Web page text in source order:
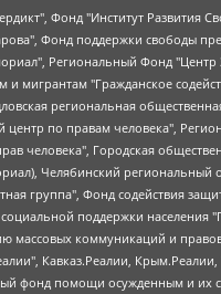
содействию защите прав призывников, альтернативнослужащих и военнослужащих "Правозащитная группа "Гражданин.Армия.Право", Хисамова Регина Фаритовна, Автономная некоммерческая организация по реализации социально-правовых программ "Лилит", Дальневосточное общественное движение "Маяк", Санкт-Петербургская ЛГБТ-инициативная группа "Выход", Инициативная группа ЛГБТ+ "Реверс", Алексеев Андрей Викторович, Бекбулатова Таисия Львовна, Беляев Иван Михайлович, Владыкина Елена Сергеевна, Гельман Марат Александрович, Никульшина Вероника Юрьевна, Толоконникова Надежда Андреевна, Шендерович Виктор Анатольевич, Общество с ограниченной ответственностью "Данное сообщение", Общество с ограниченной ответственностью Издательский дом "Новая глава", Айнбиндер Александра Александровна, Московский комьюнити-центр для ЛГБТ+инициатив, Благотворительный фонд развития филантропии, Deutsche Welle (Германия, Kurt-Schumacher-Strasse 3, 53113 Bonn), Борзунова Мария Михайловна, Воробьев Виктор Викторович, Голубева Анна Львовна, Константинова Алла Михайловна, Малкова Ирина Владимировна, Мурадов Мурад Абдулгалимович, Осетинская Елизавета Николаевна, Понасенков Евгений Николаевич, Ганапольский Матвей Юрьевич, Киселев Евгений Алексеевич, Борухович Ирина Григорьевна, Дремин Иван Тимофеевич, Дубровский Дмитрий Викторович, Красноярская региональная общественная организация поддержки и развития альтернативных образовательных технологий и